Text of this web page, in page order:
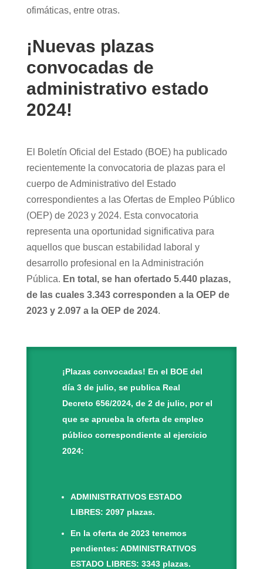
ofimáticas, entre otras.
¡Nuevas plazas
convocadas de
administrativo estado
2024!
El Boletín Oficial del Estado (BOE) ha publicado
recientemente la convocatoria de plazas para el
cuerpo de Administrativo del Estado
correspondientes a las Ofertas de Empleo Público
(OEP) de 2023 y 2024. Esta convocatoria
representa una oportunidad significativa para
aquellos que buscan estabilidad laboral y
desarrollo profesional en la Administración
Pública. En total, se han ofertado 5.440 plazas,
de las cuales 3.343 corresponden a la OEP de
2023 y 2.097 a la OEP de 2024.
¡Plazas convocadas! En el BOE del
día 3 de julio, se publica Real
Decreto 656/2024, de 2 de julio, por el
que se aprueba la oferta de empleo
público correspondiente al ejercicio
2024:
ADMINISTRATIVOS ESTADO
LIBRES: 2097 plazas.
En la oferta de 2023 tenemos
pendientes: ADMINISTRATIVOS
ESTADO LIBRES: 3343 plazas.